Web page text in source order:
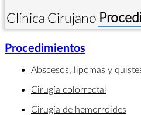
Clínica Cirujano
Procedimientos
Abscesos, lipomas y
Cirugía colorrectal
Cirugía de hemorroides